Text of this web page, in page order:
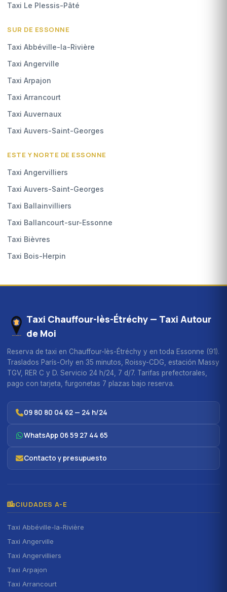
Taxi Le Plessis-Pâté
SUR DE ESSONNE
Taxi Abbéville-la-Rivière
Taxi Angerville
Taxi Arpajon
Taxi Arrancourt
Taxi Auvernaux
Taxi Auvers-Saint-Georges
ESTE Y NORTE DE ESSONNE
Taxi Angervilliers
Taxi Auvers-Saint-Georges
Taxi Ballainvilliers
Taxi Ballancourt-sur-Essonne
Taxi Bièvres
Taxi Bois-Herpin
Taxi Chauffour-lès-Étréchy — Taxi Autour
de Moi
Reserva de taxi en Chauffour-lès-Étréchy y en toda Essonne (91).
Traslados París-Orly en 35 minutos, Roissy-CDG, estación Massy
TGV, RER C y D. Servicio 24 h/24, 7 d/7. Tarifas prefectorales,
pago con tarjeta, furgonetas 7 plazas bajo reserva.
09 80 80 04 62 — 24 h/24
WhatsApp 06 59 27 44 65
Contacto y presupuesto
CIUDADES A-E
Taxi Abbéville-la-Rivière
Taxi Angerville
Taxi Angervilliers
Taxi Arpajon
Taxi Arrancourt